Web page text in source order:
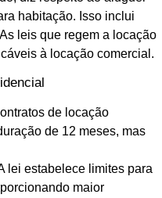
habitação. Isso inclui
leis que regem a locação
à locação comercial.
de locação
de 12 meses, mas
lei estabelece limites para
maior